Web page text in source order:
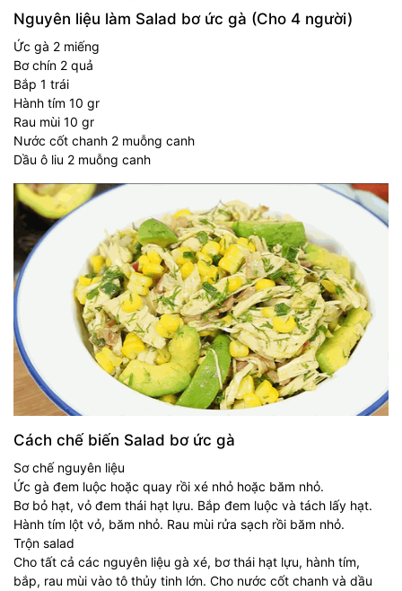
Nguyên liệu làm Salad bơ ức gà (Cho 4 người)
Ức gà 2 miếng
Bơ chín 2 quả
Bắp 1 trái
Hành tím 10 gr
Rau mùi 10 gr
Nước cốt chanh 2 muỗng canh
Dầu ô liu 2 muỗng canh
Cách chế biến Salad bơ ức gà
Sơ chế nguyên liệu
Ức gà đem luộc hoặc quay rồi xé nhỏ hoặc băm nhỏ.
Bơ bỏ hạt, vỏ đem thái hạt lựu. Bắp đem luộc và tách lấy hạt.
Hành tím lột vỏ, băm nhỏ. Rau mùi rửa sạch rồi băm nhỏ.
Trộn salad
Cho tất cả các nguyên liệu gà xé, bơ thái hạt lựu, hành tím,
bắp, rau mùi vào tô thủy tinh lớn. Cho nước cốt chanh và dầu